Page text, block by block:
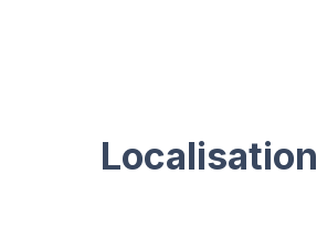
Localisation